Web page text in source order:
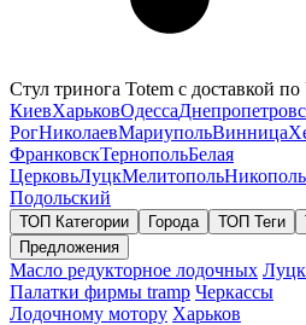
Стул тринога Totem с доставкой
КиевХарьковОдесса
РогНиколаевМариупольВинница
ФранковскТернопольБелая
ЦерковьЛуцкМелитопольНикополь
Подольский
ТОП Категории Города ТОП Теги
Предложения
Масло редукторное лодочных Луцк
Палатки фирмы tramp Черкассы
Лодочному мотору Харьков